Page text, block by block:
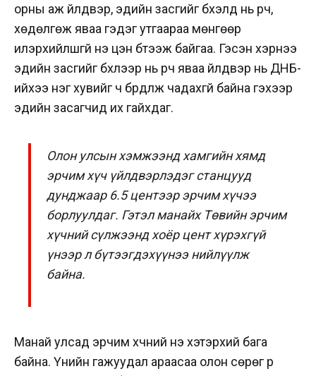
орны аж үйлдвэр, эдийн засгийг бүхэлд нь үүрч,
хөдөлгөж яваа гэдэг утгаараа мөнгөөр
илэрхийлшгүй үнэ цэн бүтээж байгаа. Гэсэн хэрнээ
эдийн засгийг бүхлээр нь үүрч яваа үйлдвэр нь ДНБ-
ийхээ нэг хувийг ч бүрдүүлж чадахгүй байна гэхээр
эдийн засагчид их гайхдаг.
Олон улсын хэмжээнд хамгийн хямд
эрчим хүч үйлдвэрлэдэг станцууд
дунджаар 6.5 центээр эрчим хүчээ
борлуулдаг. Гэтэл манайх Төвийн эрчим
хүчний сүлжээнд хоёр цент хүрэхгүй
үнээр л бүтээгдэхүүнээ нийлүүлж
байна.
Манай улсад эрчим хүчний үнэ хэтэрхий бага
байна. Үнийн гажуудал араасаа олон сөрөг үр